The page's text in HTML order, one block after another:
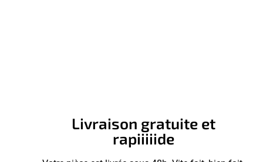
Livraison gratuite et
rapiiiiide